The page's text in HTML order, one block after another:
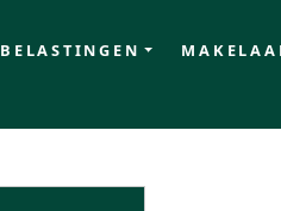
BELASTINGEN